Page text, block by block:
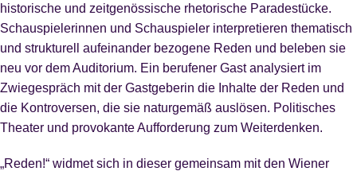
historische und zeitgenössische rhetorische Paradestücke.
Schauspielerinnen und Schauspieler interpretieren thematisch
und strukturell aufeinander bezogene Reden und beleben sie
neu vor dem Auditorium. Ein berufener Gast analysiert im
Zwiegespräch mit der Gastgeberin die Inhalte der Reden und
die Kontroversen, die sie naturgemäß auslösen. Politisches
Theater und provokante Aufforderung zum Weiterdenken.
„Reden!“ widmet sich in dieser gemeinsam mit den Wiener